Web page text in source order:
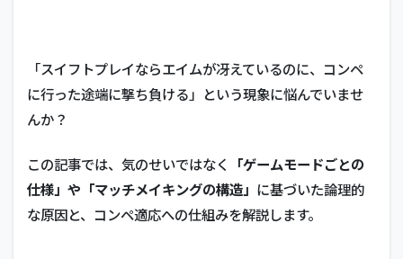
「スイフトプレイならエイムが冴えているのに、コンペ
に行った途端に撃ち負ける」という現象に悩んでいませ
んか？
この記事では、気のせいではなく
「ゲームモードごとの
仕様」や「マッチメイキングの構造」 に基づいた論理的
な原因と、コンペ適応への仕組みを解説します。